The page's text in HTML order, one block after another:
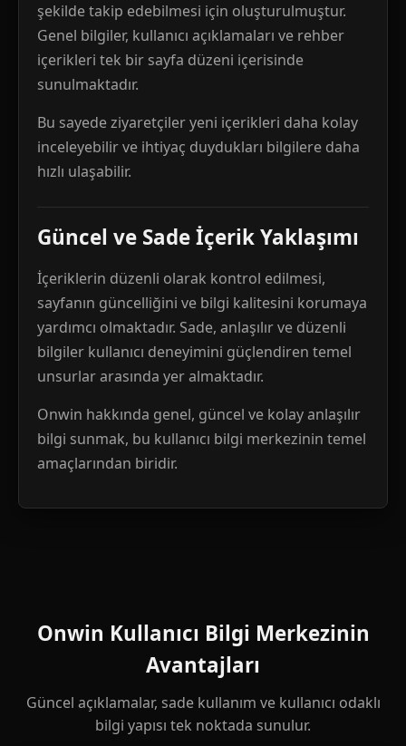
şekilde takip edebilmesi için oluşturulmuştur.
Genel bilgiler, kullanıcı açıklamaları ve rehber
içerikleri tek bir sayfa düzeni içerisinde
sunulmaktadır.
Bu sayede ziyaretçiler yeni içerikleri daha kolay
inceleyebilir ve ihtiyaç duydukları bilgilere daha
hızlı ulaşabilir.
Güncel ve Sade İçerik Yaklaşımı
İçeriklerin düzenli olarak kontrol edilmesi,
sayfanın güncelliğini ve bilgi kalitesini korumaya
yardımcı olmaktadır. Sade, anlaşılır ve düzenli
bilgiler kullanıcı deneyimini güçlendiren temel
unsurlar arasında yer almaktadır.
Onwin hakkında genel, güncel ve kolay anlaşılır
bilgi sunmak, bu kullanıcı bilgi merkezinin temel
amaçlarından biridir.
Onwin Kullanıcı Bilgi Merkezinin
Avantajları
Güncel açıklamalar, sade kullanım ve kullanıcı odaklı
bilgi yapısı tek noktada sunulur.